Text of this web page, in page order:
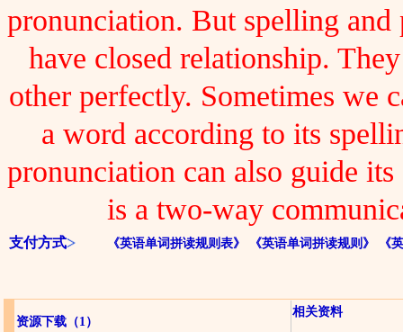
pronunciation. But spelling and
have closed relationship.
other perfectly. Sometimes we
a word according to its
pronunciation can also guide
is a two-way
支付方式 《英语单词拼读规则表》 《英语单词拼读规则》 《
资源下载 （1）
相关资料